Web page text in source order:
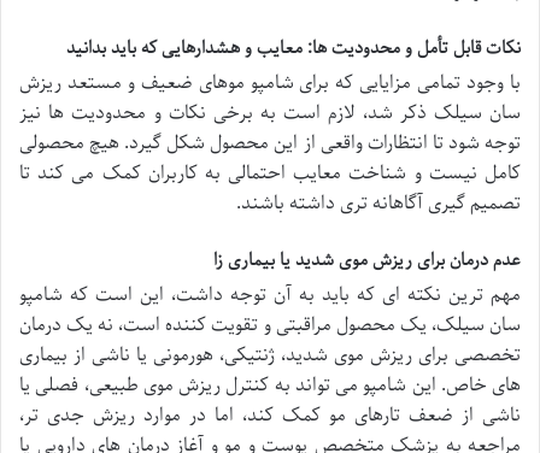
نکات قابل تأمل و محدودیت ها: معایب و هشدارهایی که باید بدانید
با وجود تمامی مزایایی که برای شامپو موهای ضعیف و مستعد ریزش
سان سیلک ذکر شد، لازم است به برخی نکات و محدودیت ها نیز
توجه شود تا انتظارات واقعی از این محصول شکل گیرد. هیچ محصولی
کامل نیست و شناخت معایب احتمالی به کاربران کمک می کند تا
تصمیم گیری آگاهانه تری داشته باشند.
عدم درمان برای ریزش موی شدید یا بیماری زا
مهم ترین نکته ای که باید به آن توجه داشت، این است که شامپو
سان سیلک، یک محصول مراقبتی و تقویت کننده است، نه یک درمان
تخصصی برای ریزش موی شدید، ژنتیکی، هورمونی یا ناشی از بیماری
های خاص. این شامپو می تواند به کنترل ریزش موی طبیعی، فصلی یا
ناشی از ضعف تارهای مو کمک کند، اما در موارد ریزش جدی تر،
مراجعه به پزشک متخصص پوست و مو و آغاز درمان های دارویی یا